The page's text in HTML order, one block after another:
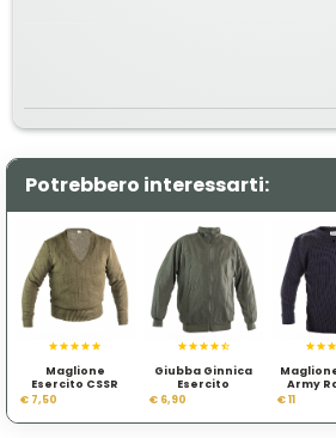
Potrebbero interessarti:
Maglione
Esercito CSSR
€ 7,50
Giubba Ginnica
Esercito
Austriaco
€ 6,90
Army
€ 11